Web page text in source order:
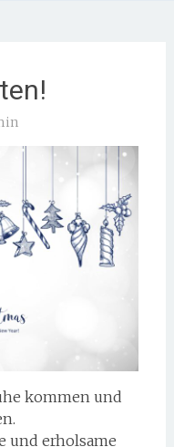
kommen und
und erholsame